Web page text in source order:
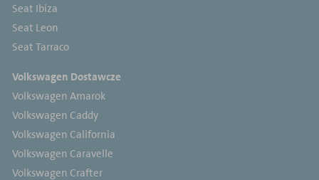
Seat Ibiza
Seat Leon
Seat Tarraco
Volkswagen Dostawcze
Volkswagen Amarok
Volkswagen Caddy
Volkswagen California
Volkswagen Caravelle
Volkswagen Crafter